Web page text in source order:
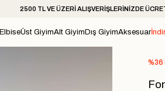
2500 TL VE ÜZERİ ALIŞVERİŞLERİNİZDE
ElbiseÜst GiyimAlt Giyim Dış GiyimAksesuar
%36